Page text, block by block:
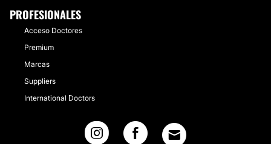
PROFESIONALES
Acceso Doctores
Premium
Marcas
Suppliers
International Doctors